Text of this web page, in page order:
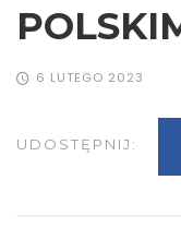
6 LUTEGO 2023
UDOSTĘPNIJ: